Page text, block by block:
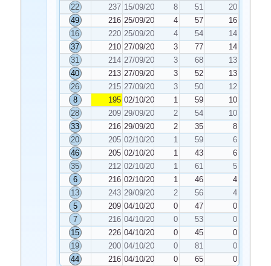
22
237 15/09/2021 8 51
20
49
216 25/09/2021 4 57
16
16
220 25/09/2021 4 54
14
37
210 27/09/2021 3 77
14
31
214 27/09/2021 3 68
13
40
213 27/09/2021 3 52
13
26
215 27/09/2021 3 50
12
8
195 02/10/2021 1 59
10
28
209 29/09/2021 2 54
10
33
216 29/09/2021 2 35
8
20
205 02/10/2021 1 59
6
46
205 02/10/2021 1 43
6
35
212 02/10/2021 1 61
5
6
216 02/10/2021 1 46
4
13
243 29/09/2021 2 56
4
5
209 04/10/2021 0 47
0
7
216 04/10/2021 0 53
0
15
226 04/10/2021 0 45
0
19
200 04/10/2021 0 81
0
44
216 04/10/2021 0 65 0